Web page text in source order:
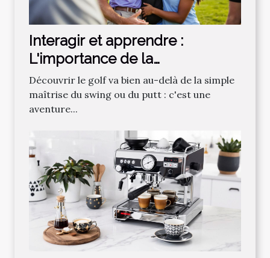
Interagir et apprendre :
L'importance de la
communauté dans
l'apprentissage du golf
Découvrir le golf va bien au-delà de la simple
maîtrise du swing ou du putt : c'est une
aventure...